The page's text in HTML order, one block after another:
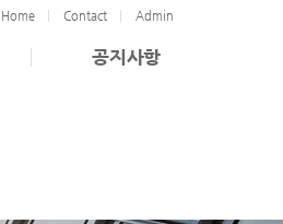
Home Contact Admin
공지사항
회사소개